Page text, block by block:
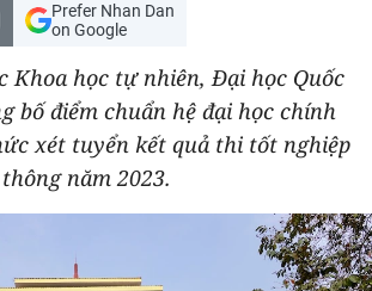
Prefer Nhan Dan
on Google
Khoa học tự nhiên, Đại học Quốc
bố điểm chuẩn hệ đại học chính
xét tuyển kết quả thi tốt nghiệp
năm 2023.